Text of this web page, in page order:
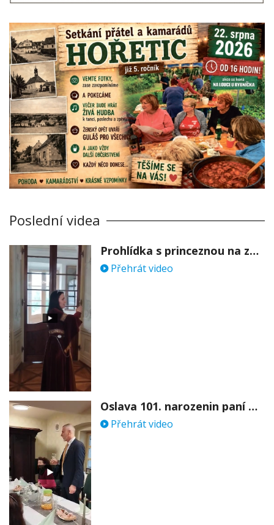
Poslední videa
Prohlídka s princeznou na zámku Stekník
Přehrát video
Oslava 101. narozenin paní Věry Skořepové
Přehrát video